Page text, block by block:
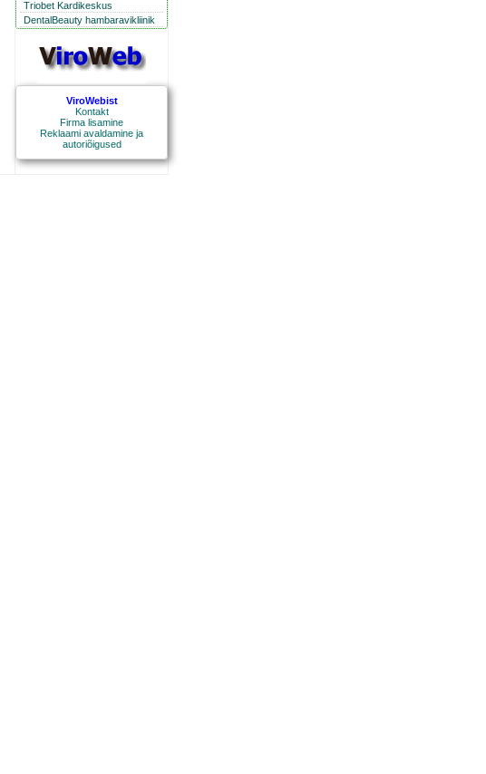
Triobet Kardikeskus
DentalBeauty hambaravikliinik
ViroWebist
Kontakt
Firma lisamine
Reklaami avaldamine ja
autoriõigused